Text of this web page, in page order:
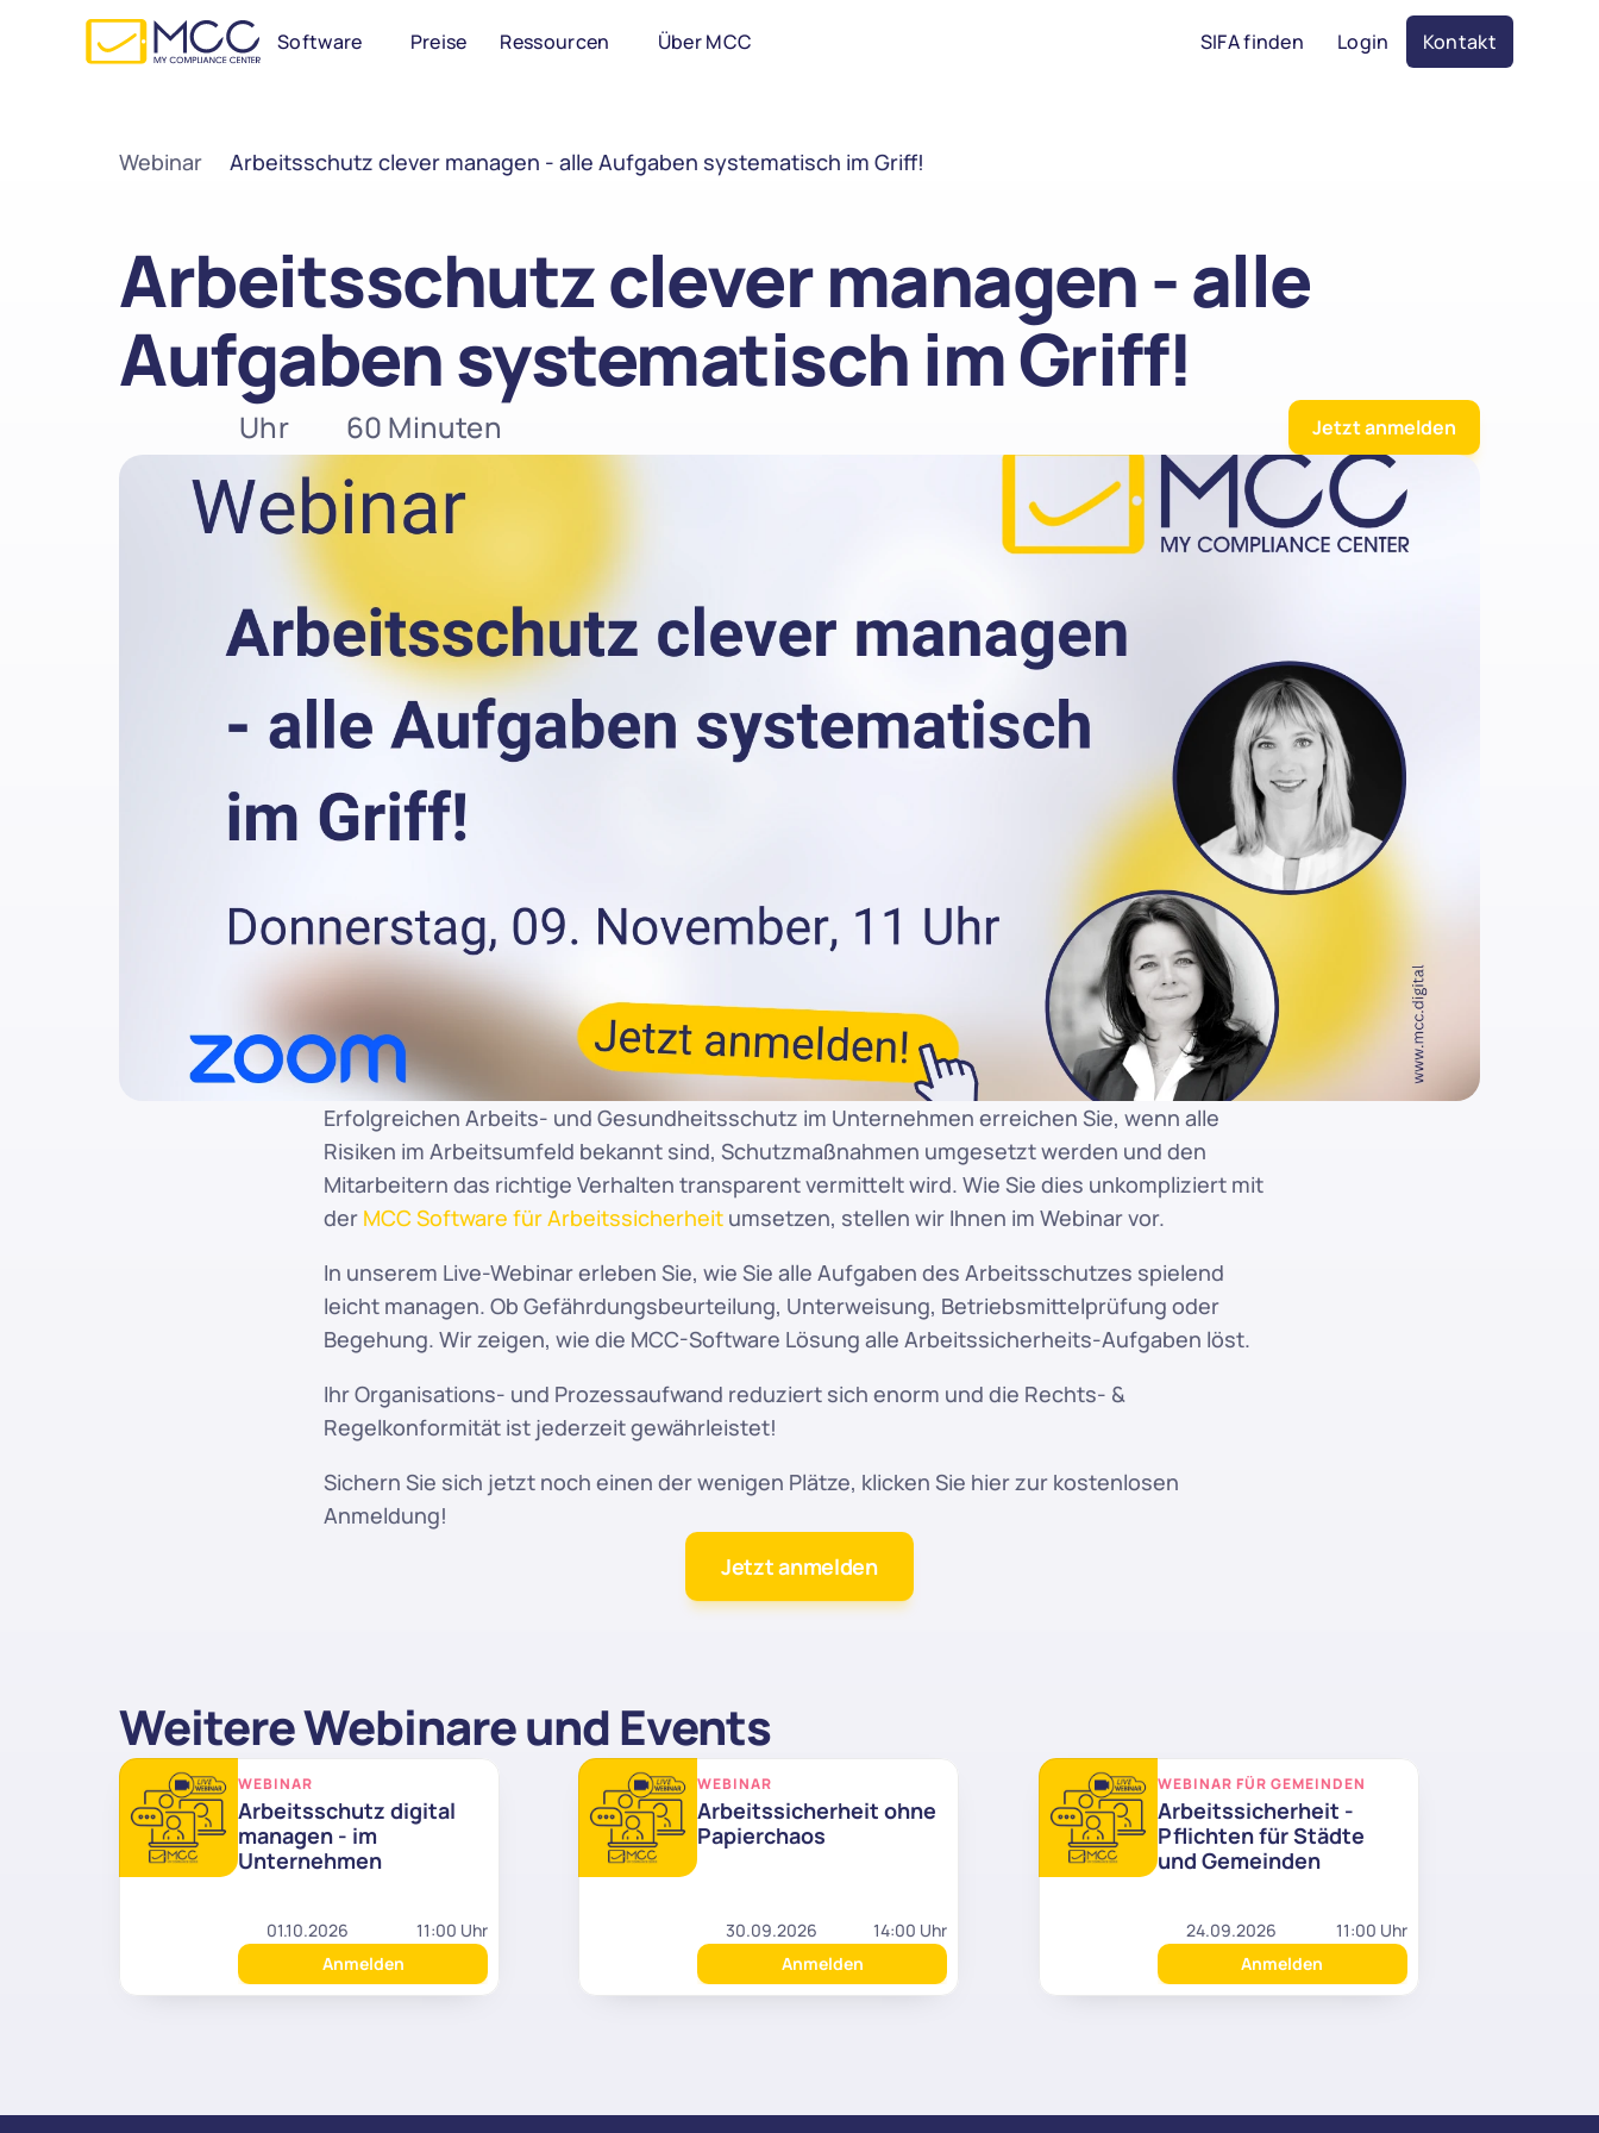
Software Preise Ressourcen Über MCC SIFA finden Login Kontakt
Webinar Arbeitsschutz clever managen - alle Aufgaben systematisch im Griff!
Arbeitsschutz clever managen - alle
Aufgaben systematisch im Griff!
Uhr 60 Minuten Jetzt anmelden
Erfolgreichen Arbeits- und Gesundheitsschutz im Unternehmen erreichen Sie, wenn alle
Risiken im Arbeitsumfeld bekannt sind, Schutzmaßnahmen umgesetzt werden und den
Mitarbeitern das richtige Verhalten transparent vermittelt wird. Wie Sie dies unkompliziert mit
der MCC Software für Arbeitssicherheit umsetzen, stellen wir Ihnen im Webinar vor.
In unserem Live-Webinar erleben Sie, wie Sie alle Aufgaben des Arbeitsschutzes spielend
leicht managen. Ob Gefährdungsbeurteilung, Unterweisung, Betriebsmittelprüfung oder
Begehung. Wir zeigen, wie die MCC-Software Lösung alle Arbeitssicherheits-Aufgaben löst.
Ihr Organisations- und Prozessaufwand reduziert sich enorm und die Rechts- &
Regelkonformität ist jederzeit gewährleistet!
Sichern Sie sich jetzt noch einen der wenigen Plätze, klicken Sie hier zur kostenlosen
Anmeldung!
Jetzt anmelden
Weitere Webinare und Events
WEBINAR
Arbeitsschutz digital
managen - im
Unternehmen
01.10.2026
11:00 Uhr
Anmelden
WEBINAR
Arbeitssicherheit ohne
Papierchaos
30.09.2026
14:00 Uhr
Anmelden
WEBINAR FÜR GEMEINDEN
Arbeitssicherheit -
Pflichten für Städte
und Gemeinden
24.09.2026
11:00 Uhr
Anmelden